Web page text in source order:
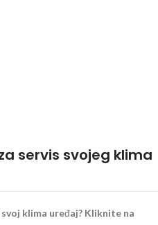
servis svojeg klima
klima uređaj? Kliknite na